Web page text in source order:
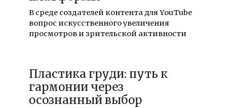
В среде создателей контента для YouTube
вопрос искусственного увеличения
просмотров и зрительской активности
Пластика груди: путь к
гармонии через
осознанный выбор